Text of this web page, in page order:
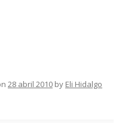
28 abril 2010 by Eli Hidalgo